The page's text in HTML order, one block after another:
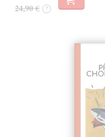
24,90 € ?